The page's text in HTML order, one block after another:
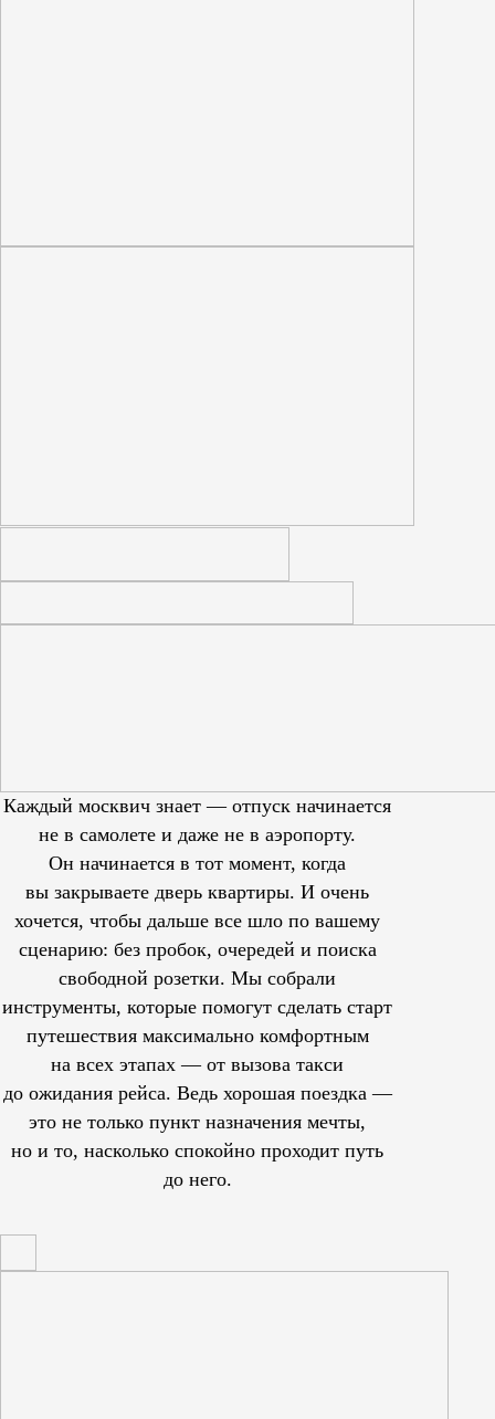
Каждый москвич знает — отпуск начинается
не в самолете и даже не в аэропорту.
Он начинается в тот момент, когда
вы закрываете дверь квартиры. И очень
хочется, чтобы дальше все шло по вашему
сценарию: без пробок, очередей и поиска
свободной розетки. Мы собрали
инструменты, которые помогут сделать старт
путешествия максимально комфортным
на всех этапах — от вызова такси
до ожидания рейса. Ведь хорошая поездка —
это не только пункт назначения мечты,
но и то, насколько спокойно проходит путь
до него.